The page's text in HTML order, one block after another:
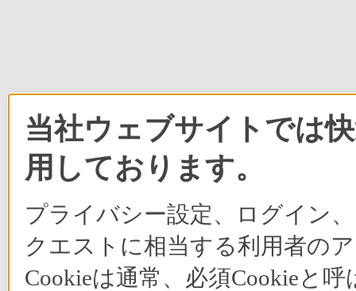
当社ウェブサイトでは
用しております。
プライバシー設定、ログイン
クエストに相当する利用者の
Cookieは通常、必須Cookieと